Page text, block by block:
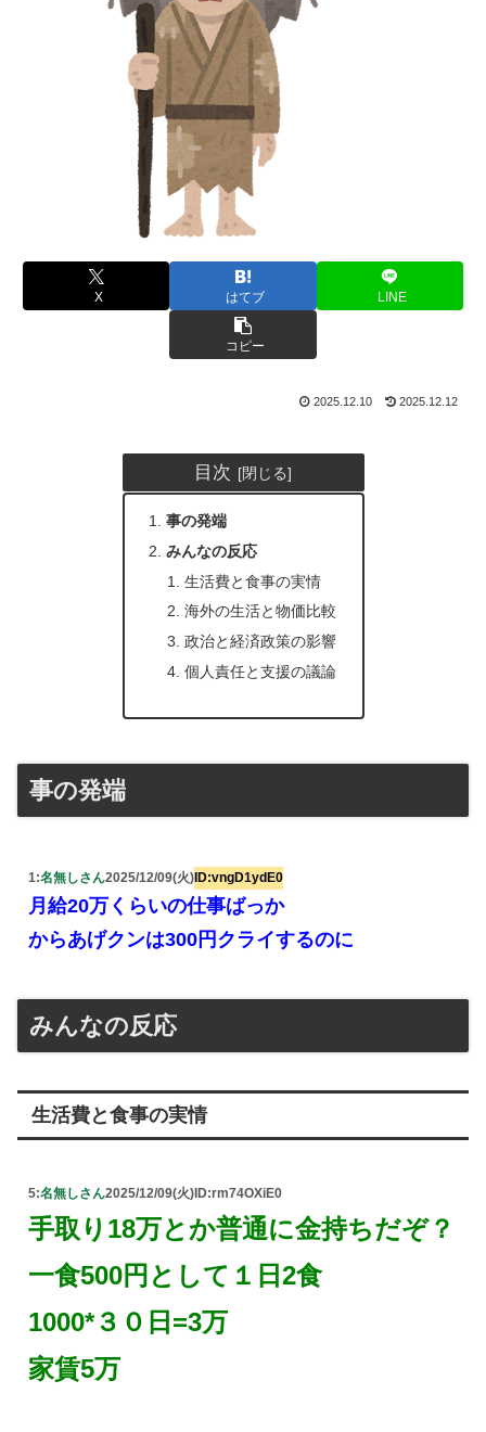
X はてブ LINE
コピー
2025.12.10 2025.12.12
目次
事の発端
みんなの反応
生活費と食事の実情
海外の生活と物価比較
政治と経済政策の影響
個人責任と支援の議論
事の発端
1:名無しさん2025/12/09(火)ID:vngD1ydE0
月給20万くらいの仕事ばっか
からあげクンは300円クライするのに
みんなの反応
生活費と食事の実情
5:名無しさん2025/12/09(火) ID:rm74OXiE0
手取り18万とか普通に金持ちだぞ？
一食500円として１日2食
1000*３０日=3万
家賃5万